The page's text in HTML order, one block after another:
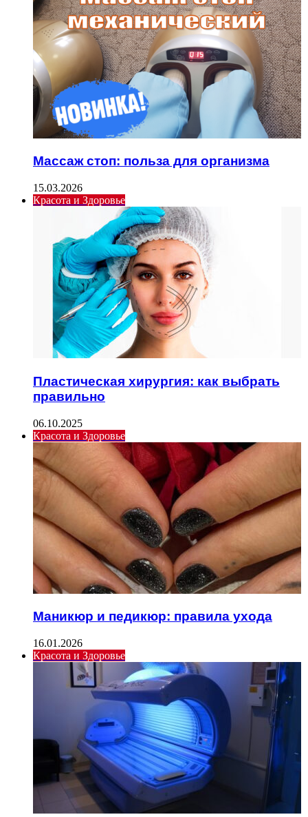
Массаж стоп: польза для организма
15.03.2026
Красота и Здоровье
Пластическая хирургия: как выбрать
правильно
06.10.2025
Красота и Здоровье
Маникюр и педикюр: правила ухода
16.01.2026
Красота и Здоровье